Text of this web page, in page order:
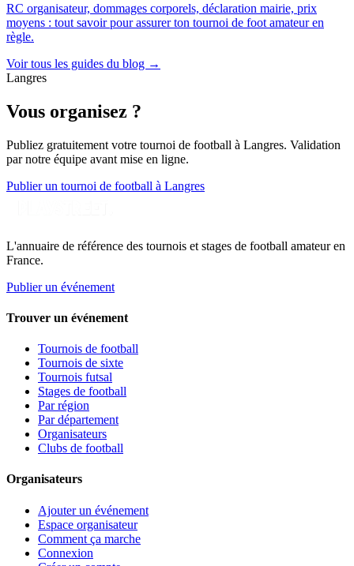
RC organisateur, dommages corporels, déclaration mairie, prix
moyens : tout savoir pour assurer ton tournoi de foot amateur en
règle.
Voir tous les guides du blog →
Langres
Vous organisez ?
Publiez gratuitement votre tournoi de football à Langres. Validation
par notre équipe avant mise en ligne.
Publier un tournoi de football à Langres
L'annuaire de référence des tournois et stages de football amateur en
France.
Publier un événement
Trouver un événement
Tournois de football
Tournois de sixte
Tournois futsal
Stages de football
Par région
Par département
Organisateurs
Clubs de football
Organisateurs
Ajouter un événement
Espace organisateur
Comment ça marche
Connexion